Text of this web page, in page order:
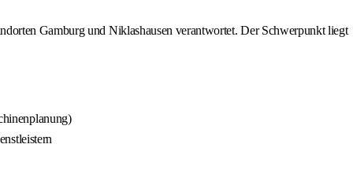
Gamburg und Niklashausen verantwortet. Der Schwerpunkt liegt